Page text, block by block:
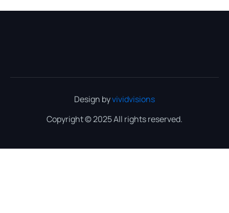
Design byvividvisions
Copyright © 2025 All rights reserved.